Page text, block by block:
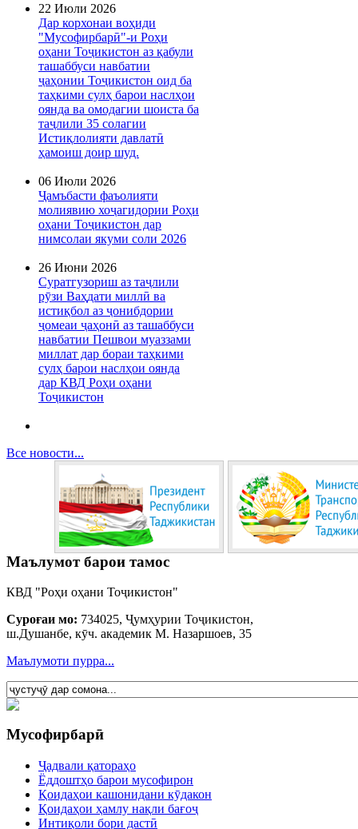
22 Июли 2026
Дар корхонаи воҳиди
"Мусофирбарӣ"-и Роҳи
оҳани Тоҷикистон аз қабули
ташаббуси навбатии
ҷаҳонии Тоҷикистон оид ба
таҳкими сулҳ барои наслҳои
оянда ва омодагии шоиста ба
таҷлили 35 солагии
Истиқлолияти давлатӣ
ҳамоиш доир шуд.
06 Июли 2026
Ҷамъбасти фаъолияти
молиявию хоҷагидории Роҳи
оҳани Тоҷикистон дар
нимсолаи якуми соли 2026
26 Июни 2026
Суратгузориш аз таҷлили
рӯзи Ваҳдати миллӣ ва
истиқбол аз ҷонибдории
ҷомеаи ҷаҳонӣ аз ташаббуси
навбатии Пешвои муаззами
миллат дар бораи таҳкими
сулҳ барои наслҳои оянда
дар КВД Роҳи оҳани
Тоҷикистон
Все новости...
Маълумот барои тамос
КВД "Роҳи оҳани Тоҷикистон"
Суроғаи мо: 734025, Ҷумҳурии Тоҷикистон,
ш.Душанбе, кӯч. академик М. Назаршоев, 35
Маълумоти пурра...
Мусофирбарӣ
Ҷадвали қатораҳо
Ёддоштҳо барои мусофирон
Қоидаҳои кашонидани кӯдакон
Қоидаҳои ҳамлу нақли бағоҷ
Интиқоли бори дастӣ